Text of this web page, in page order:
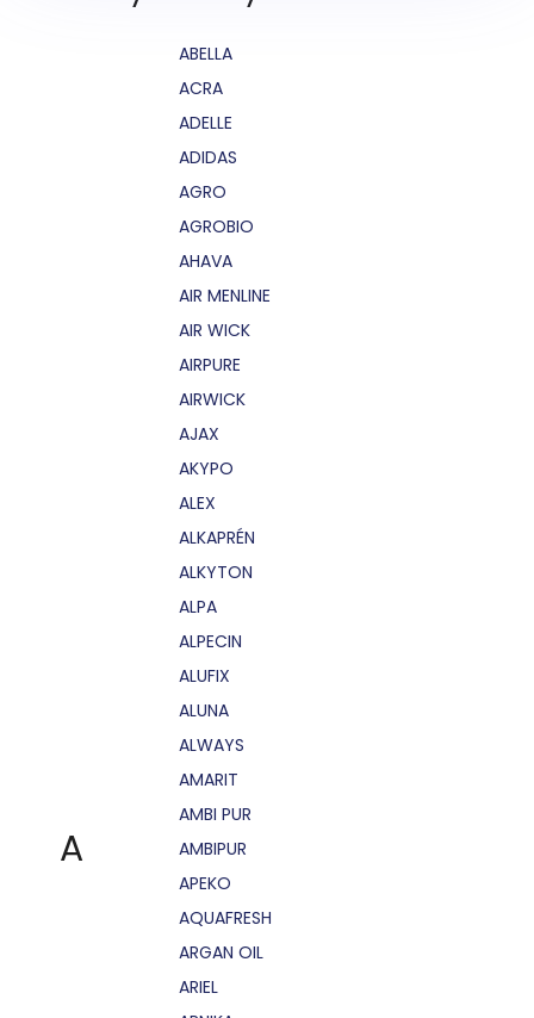
A
ABELLA
ACRA
ADELLE
ADIDAS
AGRO
AGROBIO
AHAVA
AIR MENLINE
AIR WICK
AIRPURE
AIRWICK
AJAX
AKYPO
ALEX
ALKAPRÉN
ALKYTON
ALPA
ALPECIN
ALUFIX
ALUNA
ALWAYS
AMARIT
AMBI PUR
AMBIPUR
APEKO
AQUAFRESH
ARGAN OIL
ARIEL